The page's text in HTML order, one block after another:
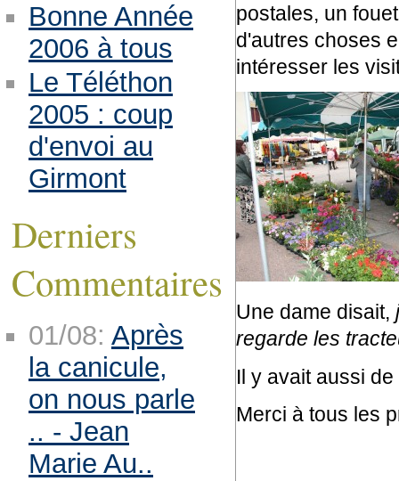
postales, un
d'autres choses
intéresser les
Une dame disait,
regarde les
Il y avait aussi
Merci à tous les
Bonne Année
2006 à tous
Le Téléthon
2005 : coup
d'envoi au
Girmont
Derniers
Commentaires
01/08: Après
la canicule,
on nous parle
.. - Jean
Marie Au..